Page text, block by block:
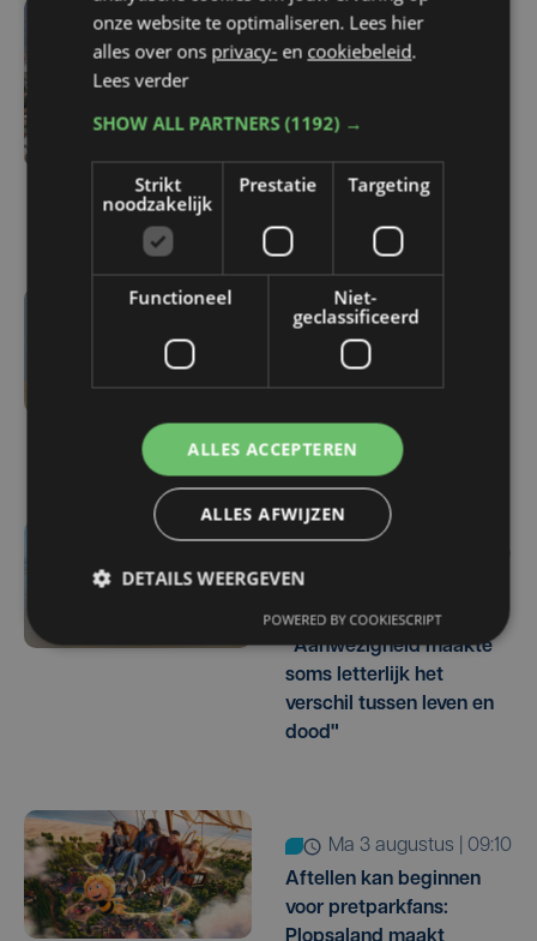
do 6 augustus | 14:36
Toeristen vinden de weg
Brugge ontvangt meer
Knokke-Heist breekt
di 4 augustus | 11:35
zorgen voor pak meer
Oostende
Strandredders grijpen in
juli 231 keer in:
"Aanwezigheid maakte
soms letterlijk het
verschil tussen leven en
dood"
ma 3 augustus | 09:10
Aftellen kan beginnen
voor pretparkfans:
onze website te optimaliseren. Lees hier
alles over ons privacy- en cookiebeleid.
Lees verder
SHOW ALL PARTNERS(1192) →
Strikt
noodzakelijk
Prestatie Targeting
Functioneel
Niet-
geclassificeerd
ALLES ACCEPTEREN
ALLES AFWIJZEN
DETAILS WEERGEVEN
POWERED BY COOKIESCRIPT